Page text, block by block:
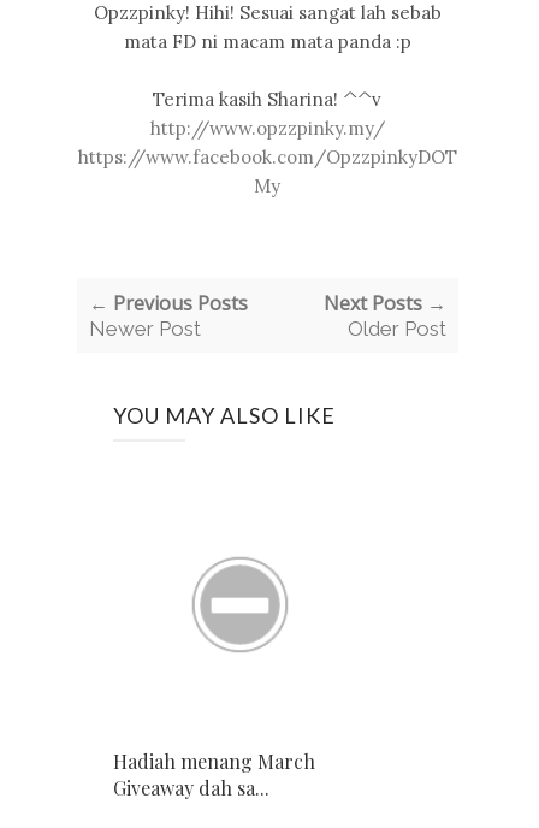
Opzzpinky! Hihi! Sesuai sangat lah sebab
mata FD ni macam mata panda :p
Terima kasih Sharina! ^^v
http://www.opzzpinky.my/
https://www.facebook.com/OpzzpinkyDOT
My
← Previous Posts
Newer Post
Next Posts →
Older Post
YOU MAY ALSO LIKE
Hadiah menang March
Giveaway dah sa...